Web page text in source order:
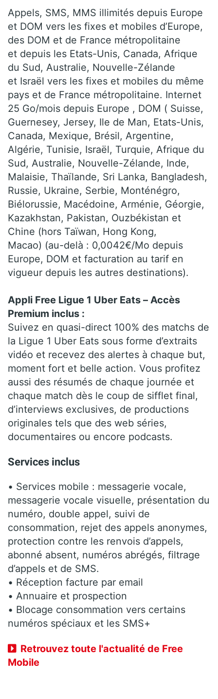
Appels, SMS, MMS illimités depuis Europe
et DOM vers les fixes et mobiles d’Europe,
des DOM et de France métropolitaine
et depuis les Etats-Unis, Canada, Afrique
du Sud, Australie, Nouvelle-Zélande
et Israël vers les fixes et mobiles du même
pays et de France métropolitaine. Internet
25 Go/mois depuis Europe , DOM ( Suisse,
Guernesey, Jersey, Ile de Man, Etats-Unis,
Canada, Mexique, Brésil, Argentine,
Algérie, Tunisie, Israël, Turquie, Afrique du
Sud, Australie, Nouvelle-Zélande, Inde,
Malaisie, Thaïlande, Sri Lanka, Bangladesh,
Russie, Ukraine, Serbie, Monténégro,
Biélorussie, Macédoine, Arménie, Géorgie,
Kazakhstan, Pakistan, Ouzbékistan et
Chine (hors Taïwan, Hong Kong,
Macao) (au-delà : 0,0042€/Mo depuis
Europe, DOM et facturation au tarif en
vigueur depuis les autres destinations).
Appli Free Ligue 1 Uber Eats – Accès
Premium inclus :
Suivez en quasi-direct 100% des matchs de
la Ligue 1 Uber Eats sous forme d’extraits
vidéo et recevez des alertes à chaque but,
moment fort et belle action. Vous profitez
aussi des résumés de chaque journée et
chaque match dès le coup de sifflet final,
d’interviews exclusives, de productions
originales tels que des web séries,
documentaires ou encore podcasts.
Services inclus
• Services mobile : messagerie vocale,
messagerie vocale visuelle, présentation du
numéro, double appel, suivi de
consommation, rejet des appels anonymes,
protection contre les renvois d’appels,
abonné absent, numéros abrégés, filtrage
d’appels et de SMS.
• Réception facture par email
• Annuaire et prospection
• Blocage consommation vers certains
numéros spéciaux et les SMS+
Retrouvez toute l'actualité de Free
Mobile